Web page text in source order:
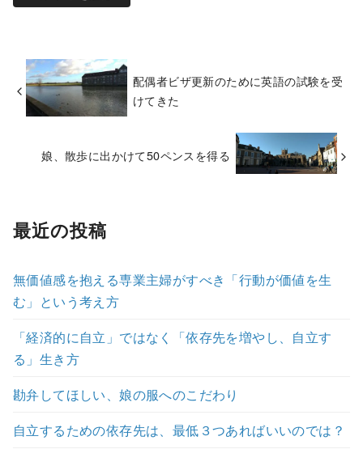
配偶者ビザ更新のために英語の試験を受
けてきた
娘、散歩に出かけて50ペンスを得る
最近の投稿
無価値感を抱える専業主婦がすべき「行動が価値を生
む」という考え方
「経済的に自立」ではなく「依存先を増やし、自立す
る」生き方
勘弁してほしい、娘の服へのこだわり
自立するための依存先は、最低３つあればいいのでは？